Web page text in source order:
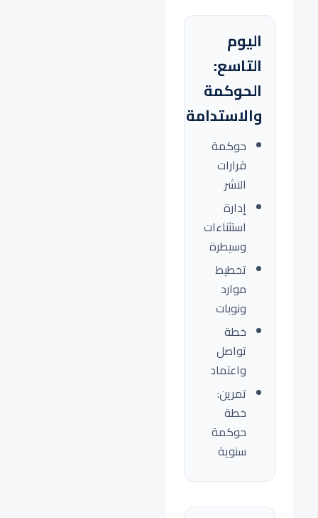
اليوم
التاسع:
الحوكمة
والاستدامة
حوكمة
قرارات
النشر
إدارة
استثناءات
وسيطرة
تخطيط
موارد
ونوبات
خطة
تواصل
واعتماد
تمرين:
خطة
حوكمة
سنوية